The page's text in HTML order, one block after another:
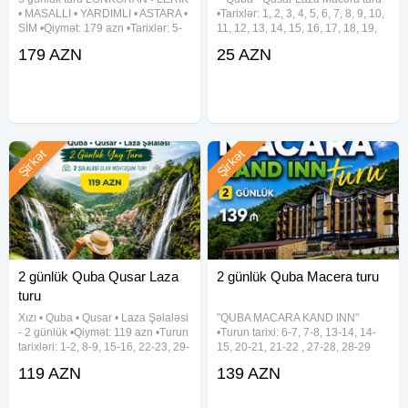
• MASALLI • YARDIMLI • ASTARA •
SİM •Qiymət: 179 azn •Tarixlər: 5-
Avqust ✓Tura daxildir: - Vıp
179 AZN
•Tarixlər: 1, 2, 3, 4, 5, 6, 7, 8, 9, 10,
11, 12, 13, 14, 15, 16, 17, 18, 19,
29, 30, 31 Avqust •Qiymət: •
25 AZN
2 günlük Quba Qusar Laza
turu
Xızı • Quba • Qusar • Laza Şəlaləsi
- 2 günlük •Qiymət: 119 azn •Turun
tarixləri: 1-2, 8-9, 15-16, 22-23, 29-
gün Xızı - Altıağac (giriş: 5 azn) -
Şirkət
119 AZN
2 günlük Quba Macera turu
"QUBA MACARA KAND INN"
•Turun tarixi: 6-7, 7-8, 13-14, 14-
15, 20-21, 21-22 , 27-28, 28-29
Lake Park - Kand Inn - Təngəaltı
Şirkət
139 AZN